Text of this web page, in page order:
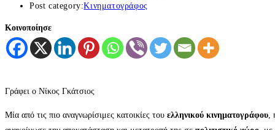
Post category:Κινηματογράφος
Κοινοποίησε
Γράφει ο Νίκος Γκάτσιος
Μία από τις πιο αναγνωρίσιμες κατοικίες του ελληνικού κινηματογράφου